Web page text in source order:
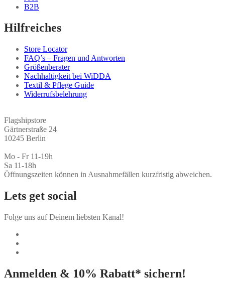
B2B
Hilfreiches
Store Locator
FAQ’s – Fragen und Antworten
Größenberater
Nachhaltigkeit bei WiDDA
Textil & Pflege Guide
Widerrufsbelehrung
Flagshipstore
Gärtnerstraße 24
10245 Berlin
Mo - Fr 11-19h
Sa 11-18h
Öffnungszeiten können in Ausnahmefällen kurzfristig abweichen.
Lets get social
Folge uns auf Deinem liebsten Kanal!
Anmelden & 10% Rabatt* sichern!